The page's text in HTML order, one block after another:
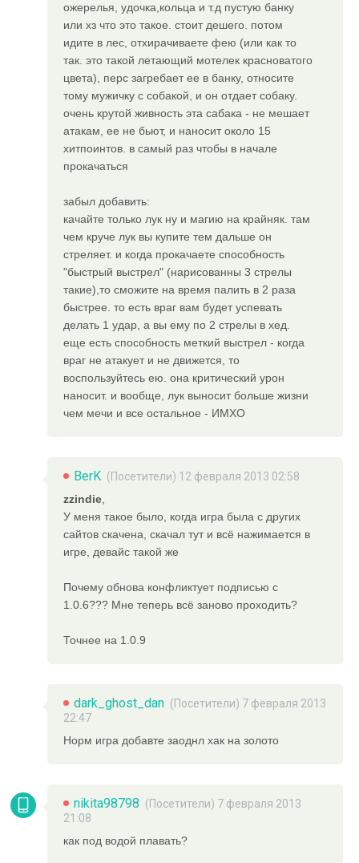
ожерелья, удочка,кольца и т.д пустую банку
или хз что это такое. стоит дешего. потом
идите в лес, отхирачиваете фею (или как то
так. это такой летающий мотелек красноватого
цвета), перс загребает ее в банку, относите
тому мужичку с собакой, и он отдает собаку.
очень крутой живность эта сабака - не мешает
атакам, ее не бьют, и наносит около 15
хитпоинтов. в самый раз чтобы в начале
прокачаться
забыл добавить:
качайте только лук ну и магию на крайняк. там
чем круче лук вы купите тем дальше он
стреляет. и когда прокачаете способность
"быстрый выстрел" (нарисованны 3 стрелы
такие),то сможите на время палить в 2 раза
быстрее. то есть враг вам будет успевать
делать 1 удар, а вы ему по 2 стрелы в хед.
еще есть способность меткий выстрел - когда
враг не атакует и не движется, то
воспользуйтесь ею. она критический урон
наносит. и вообще, лук выносит больше жизни
чем мечи и все остальное - ИМХО
BerK (Посетители) 12 февраля 2013 02:58
zzindie
У меня такое было, когда игра была с других
сайтов скачена, скачал тут и всё нажимается в
игре, девайс такой же
Почему обнова конфликтует подписью с
1.0.6??? Мне теперь всё заново проходить?
Точнее на 1.0.9
dark_ghost_dan (Посетители) 7 февраля 2013
22:47
Норм игра добавте заоднл хак на золото
nikita98798 (Посетители) 7 февраля 2013
21:08
как под водой плавать?